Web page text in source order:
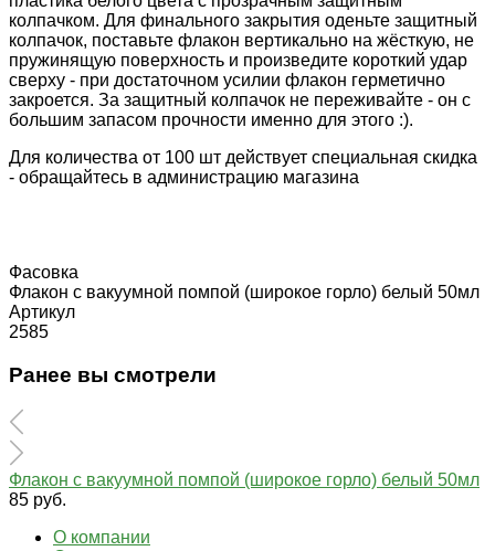
колпачком. Для финального закрытия оденьте защитный
колпачок, поставьте флакон вертикально на жёсткую, не
пружинящую поверхность и произведите короткий удар
сверху - при достаточном усилии флакон герметично
закроется. За защитный колпачок не переживайте - он с
большим запасом прочности именно для этого :).
Для количества от 100 шт действует специальная скидка
- обращайтесь в администрацию магазина
Фасовка
Флакон с вакуумной помпой (широкое горло) белый 50мл
Артикул
2585
Ранее вы смотрели
Флакон с вакуумной помпой (широкое горло) белый 50мл
85 руб.
О компании